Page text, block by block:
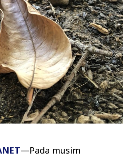
—Pada musim